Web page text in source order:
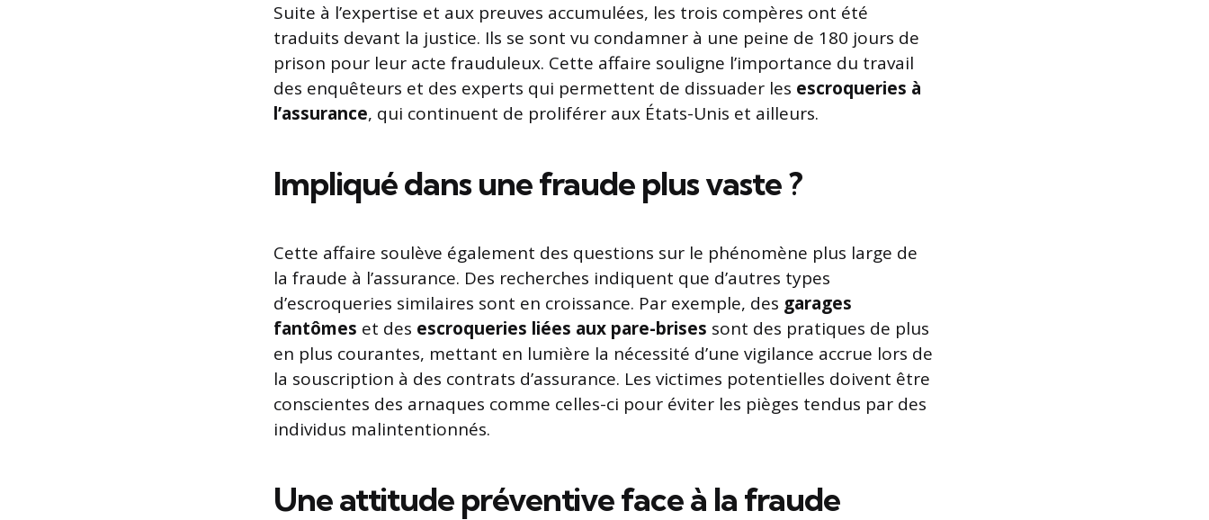
Suite à l’expertise et aux preuves accumulées, les trois compères ont été
traduits devant la justice. Ils se sont vu condamner à une peine de 180 jours de
prison pour leur acte frauduleux. Cette affaire souligne l’importance du travail
des enquêteurs et des experts qui permettent de dissuader les escroqueries à
l’assurance, qui continuent de proliférer aux États-Unis et ailleurs.
Impliqué dans une fraude plus vaste ?
Cette affaire soulève également des questions sur le phénomène plus large de
la fraude à l’assurance. Des recherches indiquent que d’autres types
d’escroqueries similaires sont en croissance. Par exemple, des garages
fantômes et des escroqueries liées aux pare-brises sont des pratiques de plus
en plus courantes, mettant en lumière la nécessité d’une vigilance accrue lors de
la souscription à des contrats d’assurance. Les victimes potentielles doivent être
conscientes des arnaques comme celles-ci pour éviter les pièges tendus par des
individus malintentionnés.
Une attitude préventive face à la fraude